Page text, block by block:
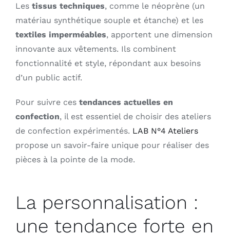
Les tissus techniques, comme le néoprène (un
matériau synthétique souple et étanche) et les
textiles imperméables, apportent une dimension
innovante aux vêtements. Ils combinent
fonctionnalité et style, répondant aux besoins
d’un public actif.
Pour suivre ces tendances actuelles en
confection, il est essentiel de choisir des ateliers
de confection expérimentés. LAB N°4 Ateliers
propose un savoir-faire unique pour réaliser des
pièces à la pointe de la mode.
La personnalisation :
une tendance forte en